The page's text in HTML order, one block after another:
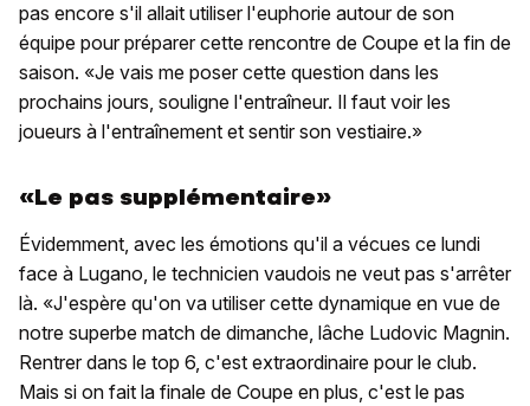
pas encore s'il allait utiliser l'euphorie autour de son
équipe pour préparer cette rencontre de Coupe et la fin de
saison. «Je vais me poser cette question dans les
prochains jours, souligne l'entraîneur. Il faut voir les
joueurs à l'entraînement et sentir son vestiaire.»
«Le pas supplémentaire»
Évidemment, avec les émotions qu'il a vécues ce lundi
face à Lugano, le technicien vaudois ne veut pas s'arrêter
là. «J'espère qu'on va utiliser cette dynamique en vue de
notre superbe match de dimanche, lâche Ludovic Magnin.
Rentrer dans le top 6, c'est extraordinaire pour le club.
Mais si on fait la finale de Coupe en plus, c'est le pas